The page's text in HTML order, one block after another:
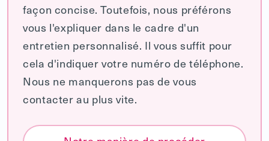
façon concise. Toutefois, nous préférons
vous l'expliquer dans le cadre d'un
entretien personnalisé. Il vous suffit pour
cela d'indiquer votre numéro de téléphone.
Nous ne manquerons pas de vous
contacter au plus vite.